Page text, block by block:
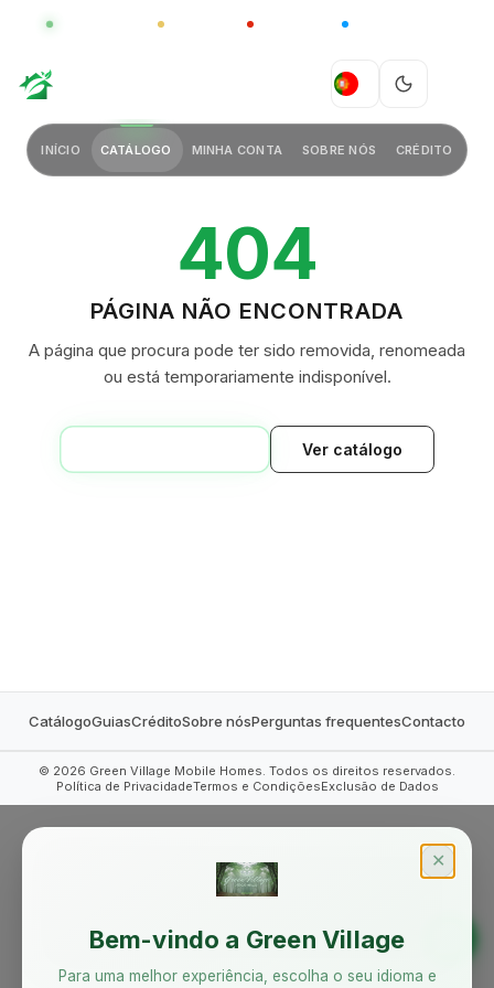
CHINA
PT
INÍCIO CATÁLOGO MINHA CONTA SOBRE NÓS CRÉDITO
404
PÁGINA NÃO ENCONTRADA
A página que procura pode ter sido removida, renomeada
ou está temporariamente indisponível.
Ver catálogo
CatálogoGuiasCréditoSobre nósPerguntas frequentesContacto
© 2026 Green Village Mobile Homes. Todos os direitos reservados.
Política de PrivacidadeTermos e CondiçõesExclusão de Dados
✕
Bem-vindo a Green Village
Para uma melhor experiência, escolha o seu idioma e